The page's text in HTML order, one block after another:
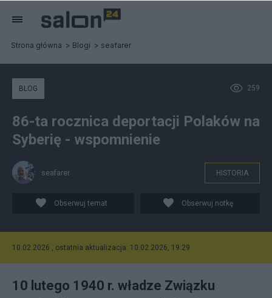
Strona główna Blogi seafarer
259
BLOG
86-ta rocznica deportacji Polaków na
Syberię - wspomnienie
seafarer HISTORIA
Obserwuj temat Obserwuj notkę
10.02.2026 , ostatnia aktualizacja: 10.02.2026, 19:29
10 lutego 1940 r. władze Związku